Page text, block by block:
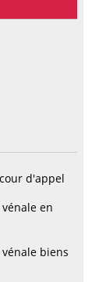
d'appel
en
biens